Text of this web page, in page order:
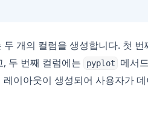
두 개의 컬럼을 생성합니다. 첫 번
두 번째 컬럼에는
pyplot
메서
이아웃이 생성되어 사용자가